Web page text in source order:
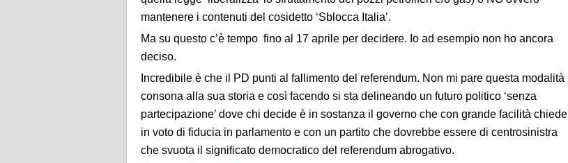
mantenere i contenuti del cosidetto ‘Sblocca Italia’.
Ma su questo c’è tempo fino al 17 aprile per decidere. Io ad esempio non ho ancora
deciso.
Incredibile è che il PD punti al fallimento del referendum. Non mi pare questa modalità
consona alla sua storia e così facendo si sta delineando un futuro politico ‘senza
partecipazione’ dove chi decide è in sostanza il governo che con grande facilità chiede
in voto di fiducia in parlamento e con un partito che dovrebbe essere di centrosinistra
che svuota il significato democratico del referendum abrogativo.